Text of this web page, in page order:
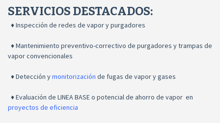
SERVICIOS DESTACADOS:
♦ Inspección de redes de vapor y purgadores
♦ Mantenimiento preventivo-correctivo de purgadores y trampas de
vapor convencionales
♦ Detección ymonitorización de fugas de vapor y gases
♦ Evaluación de LINEA BASE o potencial de ahorro de vapor en
proyectos de eficiencia